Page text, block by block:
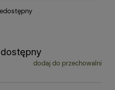
dodaj do przechowalni